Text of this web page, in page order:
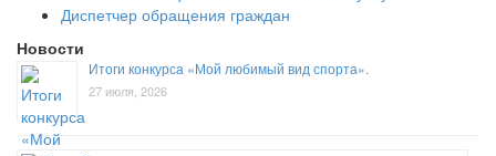
Диспетчер обращения граждан
Новости
Итоги конкурса «Мой любимый вид спорта».
27 июля, 2026